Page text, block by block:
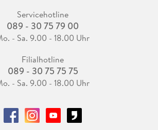
Servicehotline
089 - 30 75 79 00
- Sa. 9.00 - 18.00 Uhr
Filialhotline
089 - 30 75 75 75
- Sa. 9.00 - 18.00 Uhr